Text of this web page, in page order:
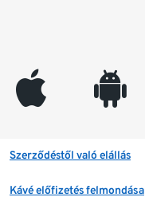
appleinc android
Szerződéstől való elállás
Kávé előfizetés felmondása